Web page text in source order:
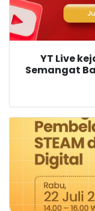
YT Live
Semangat